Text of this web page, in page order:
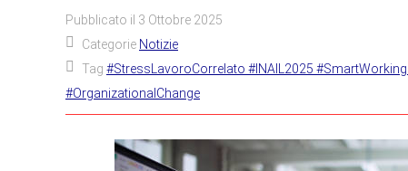
Pubblicato il 3 Ottobre 2025
Categorie Notizie
Tag #StressLavoroCorrelato #INAIL2025
#OrganizationalChange